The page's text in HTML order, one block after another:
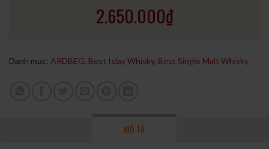
2.650.000₫
Danh mục: ARDBEG, Best Islay Whisky, Best Single Malt Whisky
MÔ TẢ